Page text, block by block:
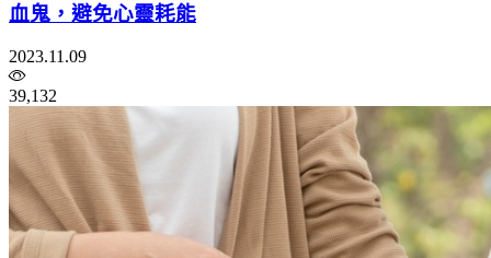
血鬼，避免心靈耗能
2023.11.09
39,132